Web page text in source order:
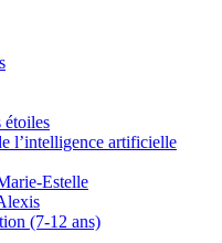
étoiles
l’intelligence artificielle
Estelle
(7-12 ans)